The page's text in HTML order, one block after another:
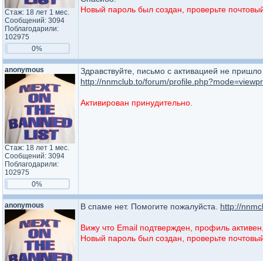
Стаж: 18 лет 1 мес.
Сообщений: 3094
Поблагодарили:
102975
0%
Новый пароль был создан, проверьте
anonymous
Стаж: 18 лет 1 мес.
Сообщений: 3094
Поблагодарили:
102975
0%
Здравствуйте, письмо с активацией не
http://nnmclub.to/forum/
Активирован принудительно.
anonymous В спаме нет. Помогите пожалуйста. http://
Вижу что Email подтвержден, профиль
Новый пароль был создан, проверьте